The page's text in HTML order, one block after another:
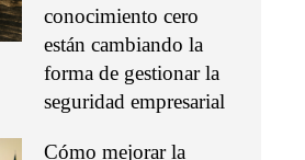
conocimiento cero
están cambiando la
forma de gestionar la
seguridad empresarial
Cómo mejorar la